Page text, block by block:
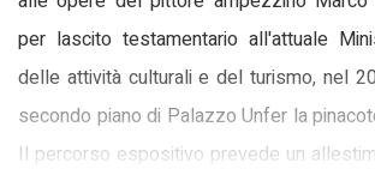
per lascito testamentario all'attuale
delle attività culturali e del turismo, nel
secondo piano di Palazzo Unfer la
Il percorso espositivo prevede un